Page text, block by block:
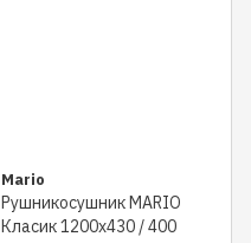
Mario
Рушникосушник MARIO
Класик 1200х430 / 400